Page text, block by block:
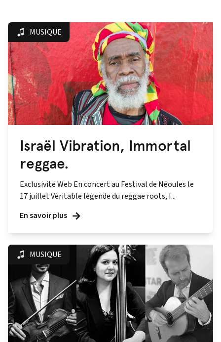
MUSIQUE
Israël Vibration, Immortal
reggae.
Exclusivité Web En concert au Festival de Néoules le
17 juillet Véritable légende du reggae roots, I...
En savoir plus
MUSIQUE